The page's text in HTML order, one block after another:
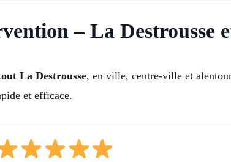
– La Destrousse
La Destrousse, en ville, centre-ville et
et efficace.